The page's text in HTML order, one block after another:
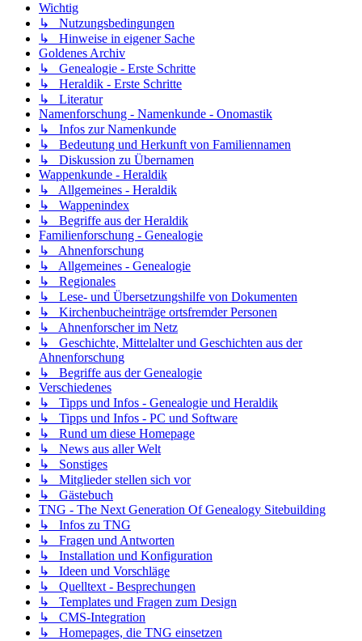
Wichtig
↳ Nutzungsbedingungen
↳ Hinweise in eigener Sache
Goldenes Archiv
↳ Genealogie - Erste Schritte
↳ Heraldik - Erste Schritte
↳ Literatur
Namenforschung - Namenkunde - Onomastik
↳ Infos zur Namenkunde
↳ Bedeutung und Herkunft von Familiennamen
↳ Diskussion zu Übernamen
Wappenkunde - Heraldik
↳ Allgemeines - Heraldik
↳ Wappenindex
↳ Begriffe aus der Heraldik
Familienforschung - Genealogie
↳ Ahnenforschung
↳ Allgemeines - Genealogie
↳ Regionales
↳ Lese- und Übersetzungshilfe von Dokumenten
↳ Kirchenbucheinträge ortsfremder Personen
↳ Ahnenforscher im Netz
↳ Geschichte, Mittelalter und Geschichten aus der
Ahnenforschung
↳ Begriffe aus der Genealogie
Verschiedenes
↳ Tipps und Infos - Genealogie und Heraldik
↳ Tipps und Infos - PC und Software
↳ Rund um diese Homepage
↳ News aus aller Welt
↳ Sonstiges
↳ Mitglieder stellen sich vor
↳ Gästebuch
TNG - The Next Generation Of Genealogy Sitebuilding
↳ Infos zu TNG
↳ Fragen und Antworten
↳ Installation und Konfiguration
↳ Ideen und Vorschläge
↳ Quelltext - Besprechungen
↳ Templates und Fragen zum Design
↳ CMS-Integration
↳ Homepages, die TNG einsetzen